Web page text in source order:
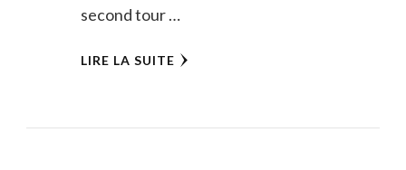
second tour …
LIRE LA SUITE